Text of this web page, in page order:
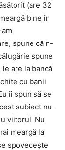
(are 32
bine în
spune că n-
spune
are la bancă
cu banii
îi spun să se
subiect nu-
viitorul. Nu
meargă la
spovedește,